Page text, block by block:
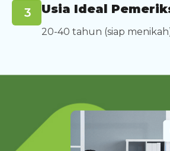
Usia Ideal
20-40 tahun (siap